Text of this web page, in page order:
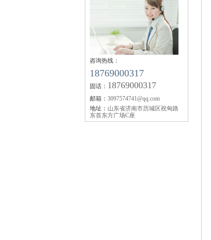
咨询热线：
18769000317
固话： 18769000317
邮箱： 3097574741@qq.com
地址： 山东省济南市历城区祝甸路
东首东方广场C座